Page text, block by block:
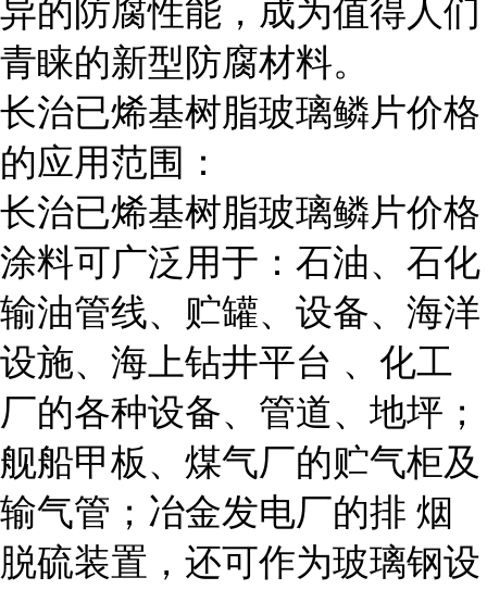
异的防腐性能，成为值得人们
青睐的新型防腐材料。
长治已烯基树脂玻璃鳞片价格
的应用范围：
长治已烯基树脂玻璃鳞片价格
涂料可广泛用于：石油、石化
输油管线、贮罐、设备、海洋
设施、海上钻井平台 、化工
厂的各种设备、管道、地坪；
舰船甲板、煤气厂的贮气柜及
输气管；冶金发电厂的排 烟
脱硫装置，还可作为玻璃钢设